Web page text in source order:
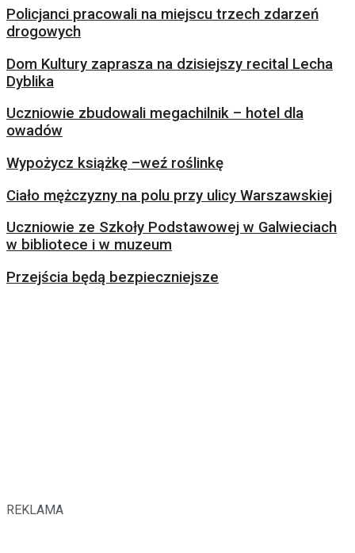
Policjanci pracowali na miejscu trzech zdarzeń
drogowych
Dom Kultury zaprasza na dzisiejszy recital Lecha
Dyblika
Uczniowie zbudowali megachilnik – hotel dla
owadów
Wypożycz książkę –weź roślinkę
Ciało mężczyzny na polu przy ulicy Warszawskiej
Uczniowie ze Szkoły Podstawowej w Galwieciach
w bibliotece i w muzeum
Przejścia będą bezpieczniejsze
REKLAMA